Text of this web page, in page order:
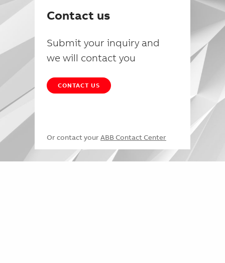
Contact us
Submit your inquiry and
we will contact you
CONTACT US
Or contact your ABB Contact Center